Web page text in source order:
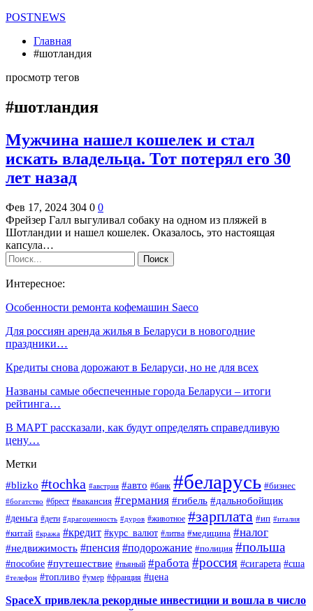
POSTNEWS
Главная
#шотландия
просмотр тегов
#шотландия
Мужчина нашел кошелек и стал
искать владельца. Тот потерял его 30
лет назад
Фев 17, 2024 304 0 0
Фрейзер Галл выгуливал собаку на одном из пляжей в
Шотландии и нашел кошелек. Оказалось, это настоящая
капсула…
Интересное:
Особенности ремонта кофемашин Saeco
Для россиян аренда жилья в Беларуси в новогодние
праздники…
Кредиты снова дорожают в Беларуси, но не для всех
Названы самые обеспеченные города Беларуси – итоги
рейтинга…
В МАРТ рассказали, как будут определять справедливую
цену…
Метки
#blizko #tochka #австрия #авто #банк #беларусь #бизнес
#богатство #брест #вакансия #германия #гибель #дальнобойщик
#деньга #дети #драгоценность #дуров #животное #зарплата #ип #италия
#китай #кража #кредит #курс_валют #литва #медицина #налог
#недвижимость #пенсия #подорожание #полиция #польша
#пособие #путешествие #пьяный #работа #россия #сигарета #сша
#телефон #топливо #умер #франция #цена
SpaceX привлекла рекордные инвестиции и вошла в число